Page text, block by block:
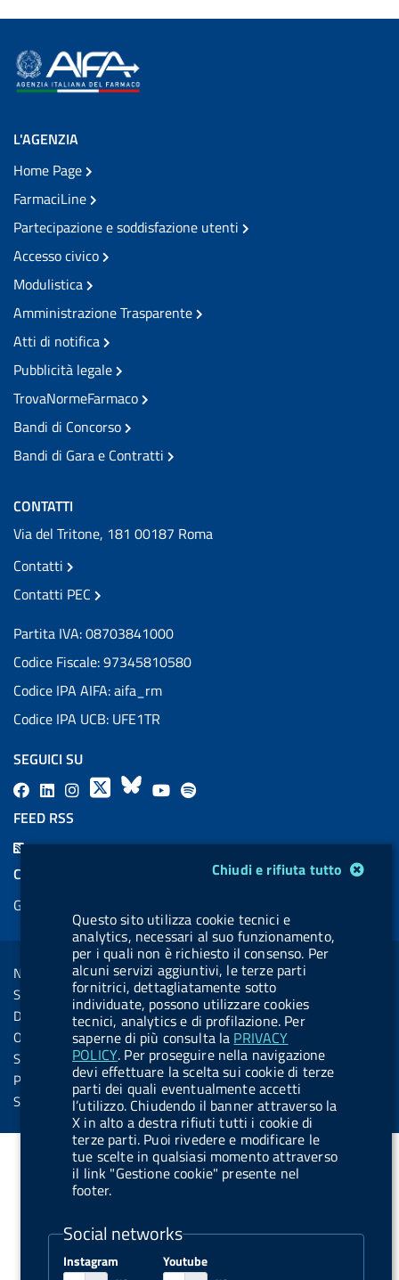
Chiudi e rifiuta tutto
Questo sito utilizza cookie tecnici e
analytics, necessari al suo funzionamento,
per i quali non è richiesto il consenso. Per
alcuni servizi aggiuntivi, le terze parti
fornitrici, dettagliatamente sotto
individuate, possono utilizzare cookies
tecnici, analytics e di profilazione. Per
saperne di più consulta la PRIVACY
POLICY. Per proseguire nella navigazione
devi effettuare la scelta sui cookie di terze
parti dei quali eventualmente accetti
l’utilizzo. Chiudendo il banner attraverso la
X in alto a destra rifiuti tutti i cookie di
terze parti. Puoi rivedere e modificare le
tue scelte in qualsiasi momento attraverso
il link "Gestione cookie" presente nel
footer.
Social networks
Instagram Youtube
L'AGENZIA
Home Page
FarmaciLine
Partecipazione e soddisfazione utenti
Accesso civico
Modulistica
Amministrazione Trasparente
Atti di notifica
Pubblicità legale
TrovaNormeFarmaco
Bandi di Concorso
Bandi di Gara e Contratti
CONTATTI
Via del Tritone, 181 00187 Roma
Contatti
Contatti PEC
Partita IVA: 08703841000
Codice Fiscale: 97345810580
Codice IPA AIFA: aifa_rm
Codice IPA UCB: UFE1TR
SEGUICI SU
F
a
L
i
b
u
t
t
o
n
.
i
n
s
t
a
r
a
X
B
y
Y
e
l
b
u
t
t
o
n
.
s
p
o
t
FEED RSS
F
COOKIES
Gestione cookie
Sezione Link Utili
Note legali
Social Media Policy
Dichiarazione di accessibilità
Obiettivi di accessibilità
Statistiche sito
Privacy
Servizi Online